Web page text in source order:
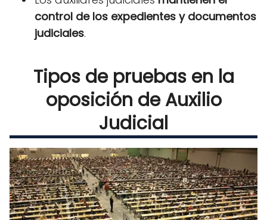
control de los expedientes y documentos
judiciales.
Tipos de pruebas en la
oposición de Auxilio
Judicial